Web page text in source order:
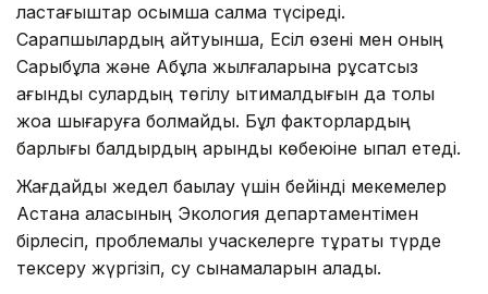
ластағыштар қосымша салмақ түсіреді.
Сарапшылардың айтуынша, Есіл өзені мен оның
Сарыбұлақ және Ақбұлақ жылғаларына рұқсатсыз
ағынды сулардың төгілу ықтималдығын да толық
жоққа шығаруға болмайды. Бұл факторлардың
барлығы балдырдың қарқынды көбеюіне ықпал етеді.
Жағдайды жедел бақылау үшін бейінді мекемелер
Астана қаласының Экология департаментімен
бірлесіп, проблемалы учаскелерге тұрақты түрде
тексеру жүргізіп, су сынамаларын алады.